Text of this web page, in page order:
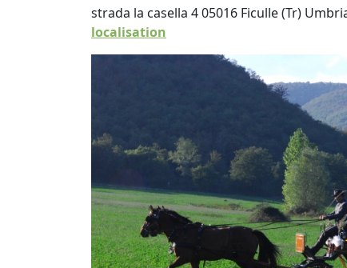
strada la casella 4 05016 Ficulle (Tr)
localisation